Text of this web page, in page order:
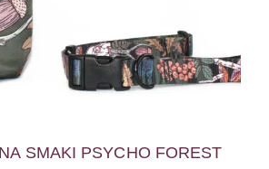
SMAKI PSYCHO FOREST